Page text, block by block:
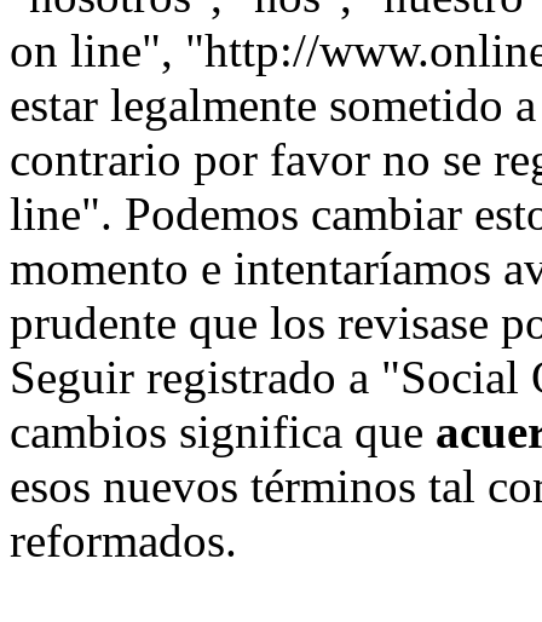
on line", "http://
estar legalmente sometido
contrario por favor no se
line". Podemos cambiar
momento e intentaríamos
prudente que los revisase
Seguir registrado a "Social
cambios significa que
esos nuevos términos tal
reformados.